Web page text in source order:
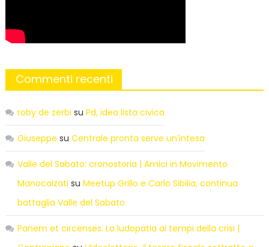
Commenti recenti
roby de zerbi su Pd, idea lista civica
Giuseppe su Centrale pronta serve un’intesa
Valle del Sabato: cronostoria | Amici in Movimento
Manocalzati su Meetup Grillo e Carlo Sibilia, continua
battaglia Valle del Sabato
Panem et circenses. La ludopatia ai tempi della crisi |